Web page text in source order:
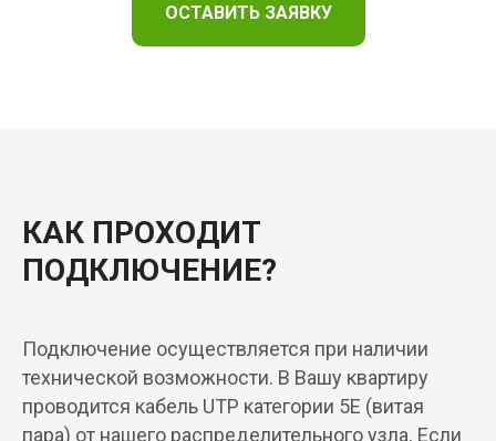
ОСТАВИТЬ ЗАЯВКУ
КАК ПРОХОДИТ
ПОДКЛЮЧЕНИЕ?
Подключение осуществляется при наличии
технической возможности. В Вашу квартиру
проводится кабель UTP категории 5Е (витая
пара) от нашего распределительного узла. Если